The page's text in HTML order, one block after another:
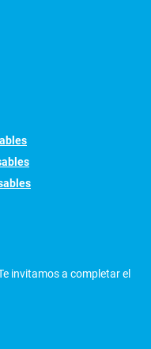
invitamos a completar el